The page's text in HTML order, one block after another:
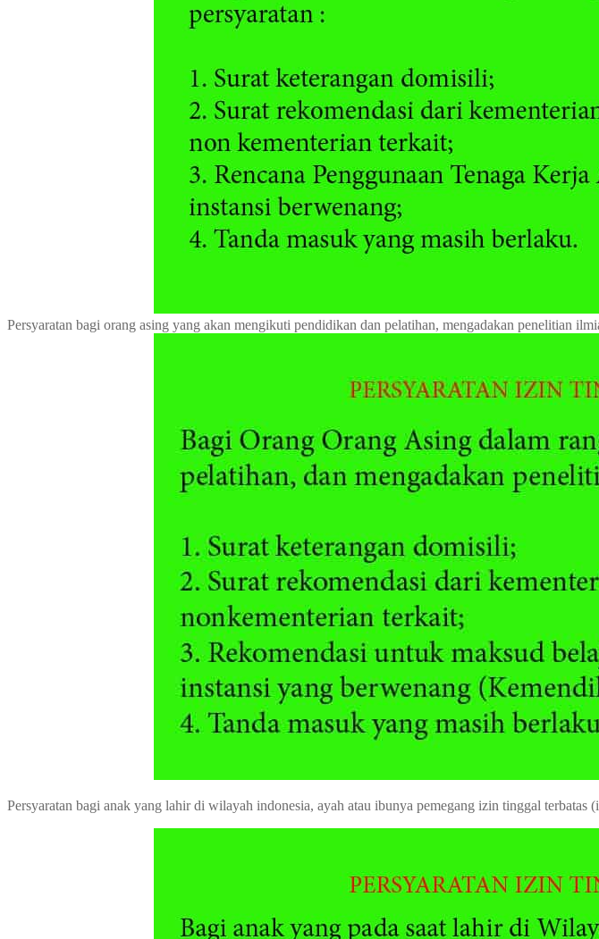
Persyaratan bagi orang asing yang akan mengikuti pendidikan dan pelatihan, mengadakan penelitian
Persyaratan bagi anak yang lahir di wilayah indonesia, ayah atau ibunya pemegang izin tinggal terbatas